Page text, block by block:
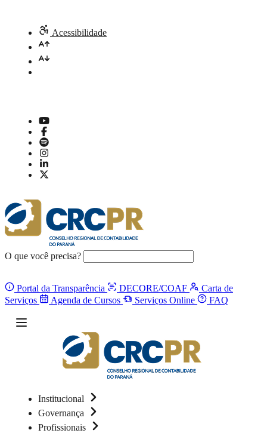
Acessibilidade
O que você precisa?
Portal da Transparência DECORE/COAF
Carta de
Serviços
Agenda de Cursos Serviços Online FAQ
Institucional
Governança
Profissionais